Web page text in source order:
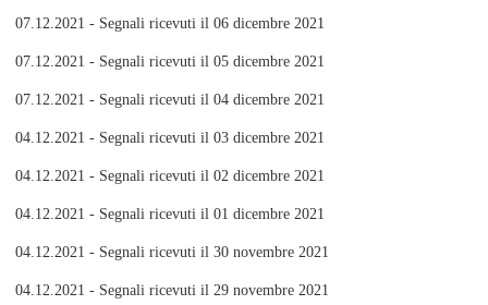
07.12.2021 - Segnali ricevuti il 06 dicembre 2021
07.12.2021 - Segnali ricevuti il 05 dicembre 2021
07.12.2021 - Segnali ricevuti il 04 dicembre 2021
04.12.2021 - Segnali ricevuti il 03 dicembre 2021
04.12.2021 - Segnali ricevuti il 02 dicembre 2021
04.12.2021 - Segnali ricevuti il 01 dicembre 2021
04.12.2021 - Segnali ricevuti il 30 novembre 2021
04.12.2021 - Segnali ricevuti il 29 novembre 2021